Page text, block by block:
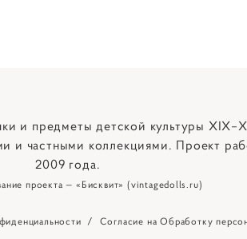
и предметы детской культуры
и частными коллекциями. Проект
2009 года.
проекта — «Бисквит» (vintagedolls.ru)
/ Согласие на Обработку